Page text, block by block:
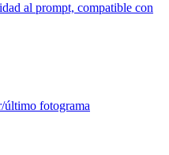
al prompt, compatible con
fotograma